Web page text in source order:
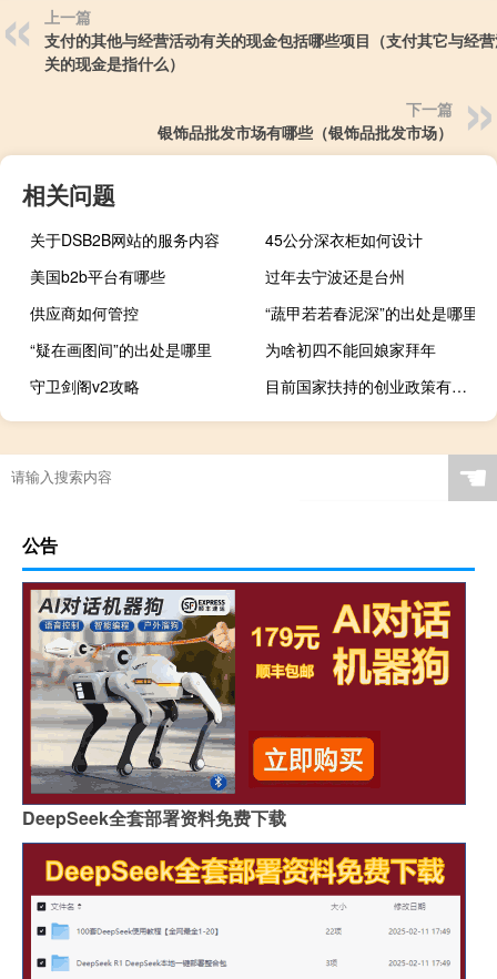
上一篇
支付的其他与经营活动有关的现金包括哪些项目（支付其它与经
关的现金是指什么）
下一篇
银饰品批发市场有哪些（银饰品批发市场）
相关问题
关于DSB2B网站的服务内容
45公分深衣柜如何设计
美国b2b平台有哪些
过年去宁波还是台州
供应商如何管控
“蔬甲若若春泥深”的出处是哪里
“疑在画图间”的出处是哪里
为啥初四不能回娘家拜年
守卫剑阁v2攻略
目前国家扶持的创业政策有（国家对于创业者有哪些扶持政策）
春节代表菜有哪些名字
☚
公告
DeepSeek全套部署资料免费下载